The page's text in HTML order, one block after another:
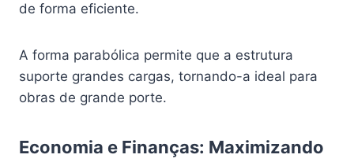
de forma eficiente.
A forma parabólica permite que a estrutura
suporte grandes cargas, tornando-a ideal para
obras de grande porte.
Economia e Finanças: Maximizando